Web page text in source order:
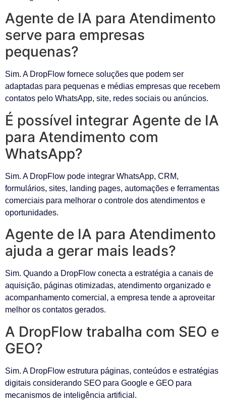
Agente de IA para Atendimento
serve para empresas
pequenas?
Sim. A DropFlow fornece soluções que podem ser
adaptadas para pequenas e médias empresas que recebem
contatos pelo WhatsApp, site, redes sociais ou anúncios.
É possível integrar Agente de IA
para Atendimento com
WhatsApp?
Sim. A DropFlow pode integrar WhatsApp, CRM,
formulários, sites, landing pages, automações e ferramentas
comerciais para melhorar o controle dos atendimentos e
oportunidades.
Agente de IA para Atendimento
ajuda a gerar mais leads?
Sim. Quando a DropFlow conecta a estratégia a canais de
aquisição, páginas otimizadas, atendimento organizado e
acompanhamento comercial, a empresa tende a aproveitar
melhor os contatos gerados.
A DropFlow trabalha com SEO e
GEO?
Sim. A DropFlow estrutura páginas, conteúdos e estratégias
digitais considerando SEO para Google e GEO para
mecanismos de inteligência artificial.